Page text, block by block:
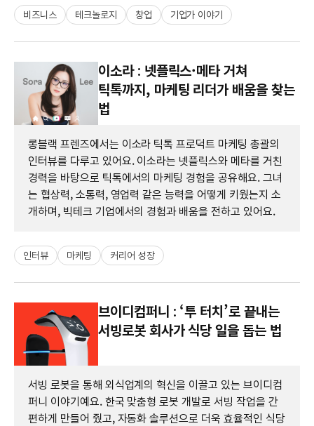
비즈니스 테크놀로지 창업 기업가 이야기
이소라 : 넷플릭스·메타 거쳐
틱톡까지, 마케팅 리더가 배움을 찾는
법
롱블랙 프렌즈에서는 이소라 틱톡 프로덕트 마케팅 총괄의
인터뷰를 다루고 있어요. 이소라는 넷플릭스와 메타를 거친
경력을 바탕으로 틱톡에서의 마케팅 경험을 공유해요. 그녀
는 협상력, 소통력, 영업력 같은 능력을 어떻게 키웠는지 소
개하며, 빅테크 기업에서의 경험과 배움을 전하고 있어요.
인터뷰 마케팅 커리어 성장
브이디컴퍼니 : ‘투 터치’로 끝내는
서빙로봇 회사가 식당 일을 돕는 법
서빙 로봇을 통해 외식업계의 혁신을 이끌고 있는 브이디컴
퍼니 이야기예요. 한국 맞춤형 로봇 개발로 서빙 작업을 간
편하게 만들어 줬고, 자동화 솔루션으로 더욱 효율적인 식당